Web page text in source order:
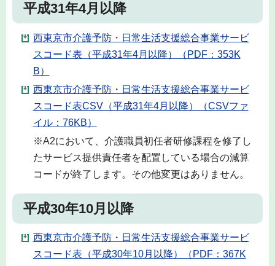
平成31年4月以降
西東京市介護予防・日常生活支援総合事業サービ
スコード表（平成31年4月以降）（PDF：353K
B）
西東京市介護予防・日常生活支援総合事業サービ
スコード表CSV（平成31年4月以降）（CSVファ
イル：76KB）
※A2において、介護職員初任者研修課程を修了し
たサービス提供責任者を配置している場合の減算
コードが終了します。その他変更はありません。
平成30年10月以降
西東京市介護予防・日常生活支援総合事業サービ
スコード表（平成30年10月以降）（PDF：367K